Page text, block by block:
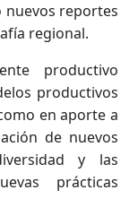
nuevos reportes
regional.
productivo
productivos
en aporte a
de nuevos
y las
prácticas